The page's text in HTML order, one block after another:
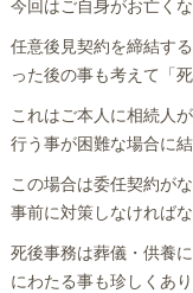
今回はご自身がお亡く
任意後見契約を締結す
った後の事も考えて「
これはご本人に相続人
行う事が困難な場合に結
この場合は委任契約が
事前に対策しなければな
死後事務は葬儀・供養
にわたる事も珍しくあり